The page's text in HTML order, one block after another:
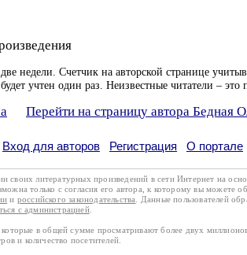
недели. Счетчик на авторской странице
учтен один раз. Неизвестные читатели –
Перейти на страницу автора Бедная
Вход для авторов Регистрация О портале
своих литературных произведений в сети Интернет на
только с согласия его автора, к которому вы можете
и российского законодательства . Данные пользователей
с администрацией.
в общей сумме просматривают более двух
и количество посетителей.